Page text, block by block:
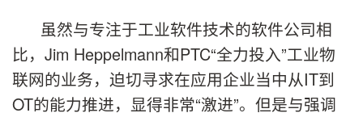
虽然与专注于工业软件技术的软件公司相
比， Jim Heppelmann和PTC“全力投入”工业物
联网的业务，迫切寻求在应用企业当中从IT到
OT的能力推进，显得非常“激进”。但是与强调